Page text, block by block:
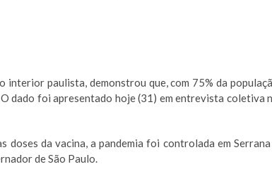
interior paulista, demonstrou que, com 75% da
dado foi apresentado hoje (31) em entrevista coletiva
doses da vacina, a pandemia foi controlada em
de São Paulo.